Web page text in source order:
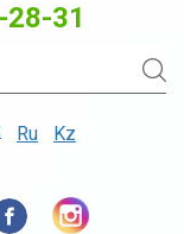
31
Ru Kz